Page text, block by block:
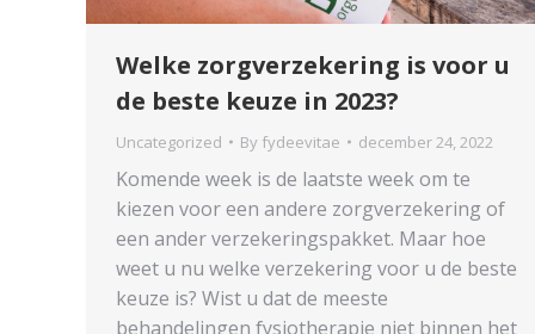
Welke zorgverzekering is voor u
de beste keuze in 2023?
Uncategorized By fydeevitae december 24, 2022
Komende week is de laatste week om te
kiezen voor een andere zorgverzekering of
een ander verzekeringspakket. Maar hoe
weet u nu welke verzekering voor u de beste
keuze is? Wist u dat de meeste
behandelingen fysiotherapie niet binnen het